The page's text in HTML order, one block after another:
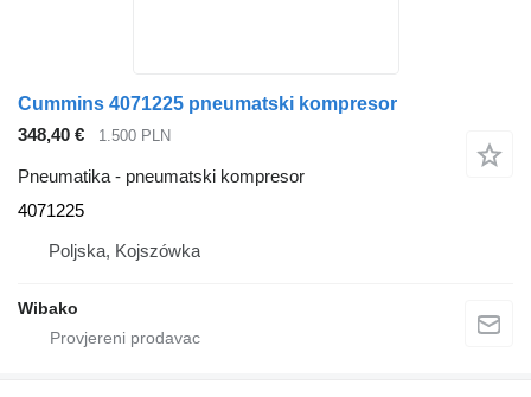
Cummins 4071225 pneumatski kompresor
348,40 €
1.500 PLN
Pneumatika - pneumatski kompresor
4071225
Poljska, Kojszówka
Wibako